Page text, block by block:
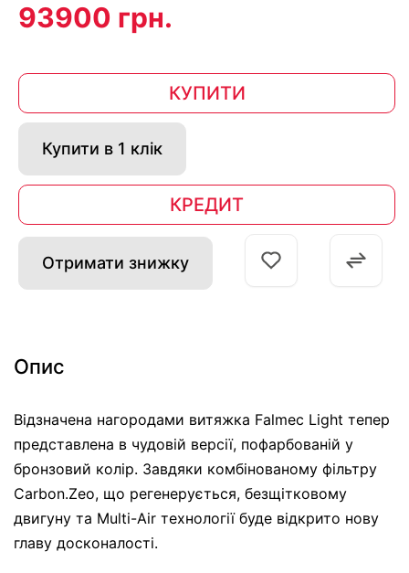
93900 грн.
КУПИТИ
Купити в 1 клік
КРЕДИТ
Отримати знижку
Опис
Відзначена нагородами витяжка Falmec Light тепер
представлена в чудовій версії, пофарбованій у
бронзовий колір. Завдяки комбінованому фільтру
Carbon.Zeo, що регенерується, безщітковому
двигуну та Multi-Air технології буде відкрито нову
главу досконалості.